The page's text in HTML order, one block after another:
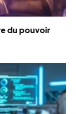
du pouvoir